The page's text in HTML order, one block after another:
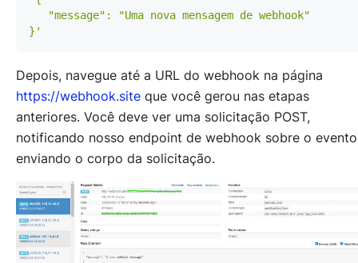
}'
Depois, navegue até a URL do webhook na página
https://webhook.site que você gerou nas etapas
anteriores. Você deve ver uma solicitação POST,
notificando nosso endpoint de webhook sobre o
enviando o corpo da solicitação.